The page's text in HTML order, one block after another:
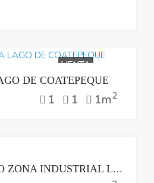
VENTA
DE COATEPEQUE
1 1 1m2
VENTA TERRENO ZONA INDUSTRIAL LOURDES COLON